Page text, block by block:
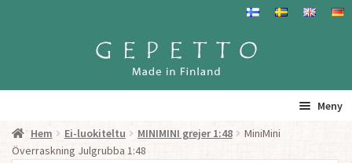
Hoppa
Hoppa
Meny
HemHem Ei-luokiteltu MINIMINI grejer 1:48
MiniMini
Överraskning Julgrubba 1:48